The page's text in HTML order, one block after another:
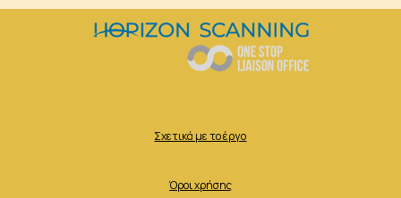
Σχετικά με το έργο
Όροι χρήσης